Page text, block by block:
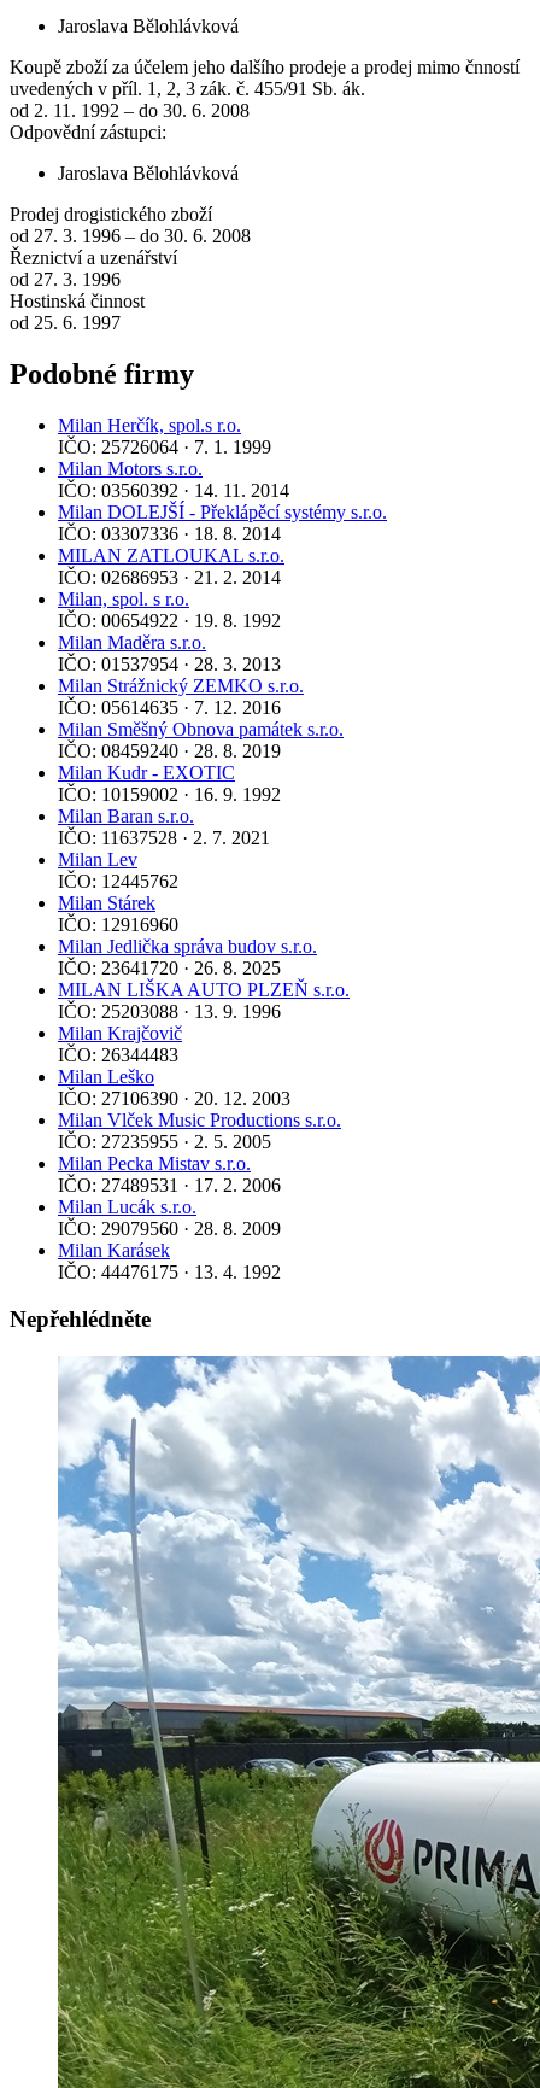
Jaroslava Bělohlávková
Koupě zboží za účelem jeho dalšího prodeje a prodej mimo čnností
uvedených v příl. 1, 2, 3 zák. č. 455/91 Sb. ák.
od 2. 11. 1992 – do 30. 6. 2008
Odpovědní zástupci:
Jaroslava Bělohlávková
Prodej drogistického zboží
od 27. 3. 1996 – do 30. 6. 2008
Řeznictví a uzenářství
od 27. 3. 1996
Hostinská činnost
od 25. 6. 1997
Podobné firmy
Milan Herčík, spol.s r.o.
IČO: 25726064 · 7. 1. 1999
Milan Motors s.r.o.
IČO: 03560392 · 14. 11. 2014
Milan DOLEJŠÍ - Překlápěcí systémy s.r.o.
IČO: 03307336 · 18. 8. 2014
MILAN ZATLOUKAL s.r.o.
IČO: 02686953 · 21. 2. 2014
Milan, spol. s r.o.
IČO: 00654922 · 19. 8. 1992
Milan Maděra s.r.o.
IČO: 01537954 · 28. 3. 2013
Milan Strážnický ZEMKO s.r.o.
IČO: 05614635 · 7. 12. 2016
Milan Směšný Obnova památek s.r.o.
IČO: 08459240 · 28. 8. 2019
Milan Kudr - EXOTIC
IČO: 10159002 · 16. 9. 1992
Milan Baran s.r.o.
IČO: 11637528 · 2. 7. 2021
Milan Lev
IČO: 12445762
Milan Stárek
IČO: 12916960
Milan Jedlička správa budov s.r.o.
IČO: 23641720 · 26. 8. 2025
MILAN LIŠKA AUTO PLZEŇ s.r.o.
IČO: 25203088 · 13. 9. 1996
Milan Krajčovič
IČO: 26344483
Milan Leško
IČO: 27106390 · 20. 12. 2003
Milan Vlček Music Productions s.r.o.
IČO: 27235955 · 2. 5. 2005
Milan Pecka Mistav s.r.o.
IČO: 27489531 · 17. 2. 2006
Milan Lucák s.r.o.
IČO: 29079560 · 28. 8. 2009
Milan Karásek
IČO: 44476175 · 13. 4. 1992
Nepřehlédněte